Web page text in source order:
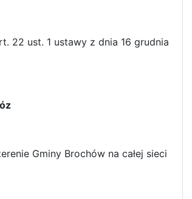
22 ust. 1 ustawy z dnia 16 grudnia
Gminy Brochów na całej sieci